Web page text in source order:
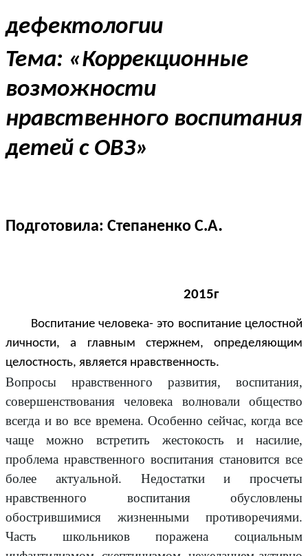
дефектологии
Тема: «Коррекционные
возможности
нравственного воспитания
детей с ОВЗ»
Подготовила: Степаненко С.А.
2015г
Воспитание человека- это воспитание целостной
личности, а главным стержнем, определяющим
целостность, является нравственность.
Вопросы нравственного развития, воспитания,
совершенствования человека волновали общество
всегда и во все времена. Особенно сейчас, когда все
чаще можно встретить жестокость и насилие,
проблема нравственного воспитания становится все
более актуальной. Недостатки и просчеты
нравственного воспитания обусловлены
обострившимися жизненными противоречиями.
Часть школьников поражена социальным